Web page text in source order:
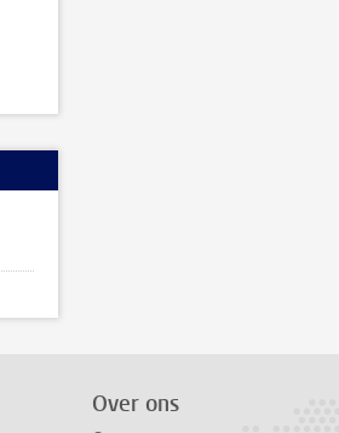
Over ons